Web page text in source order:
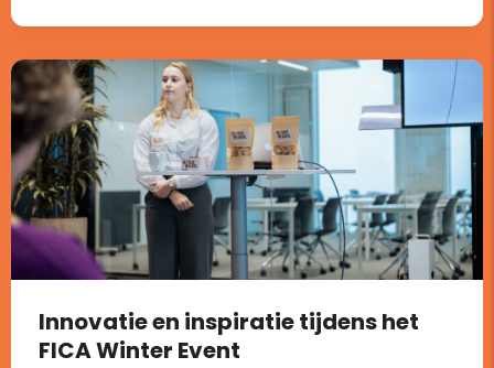
Innovatie en inspiratie tijdens het
FICA Winter Event